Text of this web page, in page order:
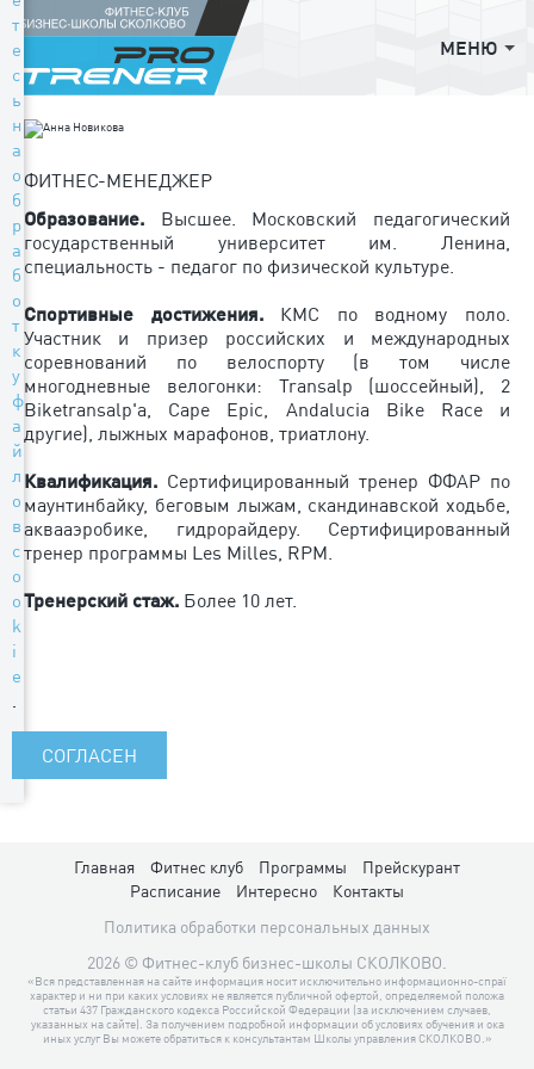
МЕНЮ
ФИТНЕС-МЕНЕДЖЕР
Образование. Высшее. Московский педагогический
государственный университет им. Ленина,
специальность - педагог по физической культуре.
Спортивные достижения. КМС по водному поло.
Участник и призер российских и международных
соревнований по велоспорту (в том числе
многодневные велогонки: Transalp (шоссейный), 2
Biketransalp'a, Cape Epic, Andalucia Bike Race и
другие), лыжных марафонов, триатлону.
Квалификация. Сертифицированный тренер ФФАР по
маунтинбайку, беговым лыжам, скандинавской ходьбе,
аквааэробике, гидрорайдеру. Сертифицированный
тренер программы Les Milles, RPM.
Тренерский стаж. Более 10 лет.
Главная Фитнес клуб Программы
Прейскурант
Расписание
Интересно
Контакты
Политика обработки персональных данных
2026 © Фитнес-клуб бизнес-школы СКОЛКОВО.
«Вся представленная на сайте информация носит исключительно информационно-спраї
характер и ни при каких условиях не является публичной офертой, определяемой положа
статьи 437 Гражданского кодекса Российской Федерации (за исключением случаев,
указанных на сайте). За получением подробной информации об условиях обучения и ока
иных услуг Вы можете обратиться к консультантам Школы управления СКОЛКОВО.»
т
е
с
ь
н
а
о
б
р
а
б
о
т
к
у
ф
а
й
л
о
в
c
o
o
k
i
e
.
СОГЛАСЕН